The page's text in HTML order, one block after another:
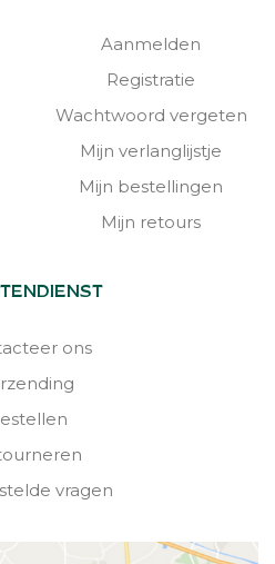
Aanmelden
Registratie
Wachtwoord vergeten
Mijn verlanglijstje
Mijn bestellingen
Mijn retours
ons
vragen